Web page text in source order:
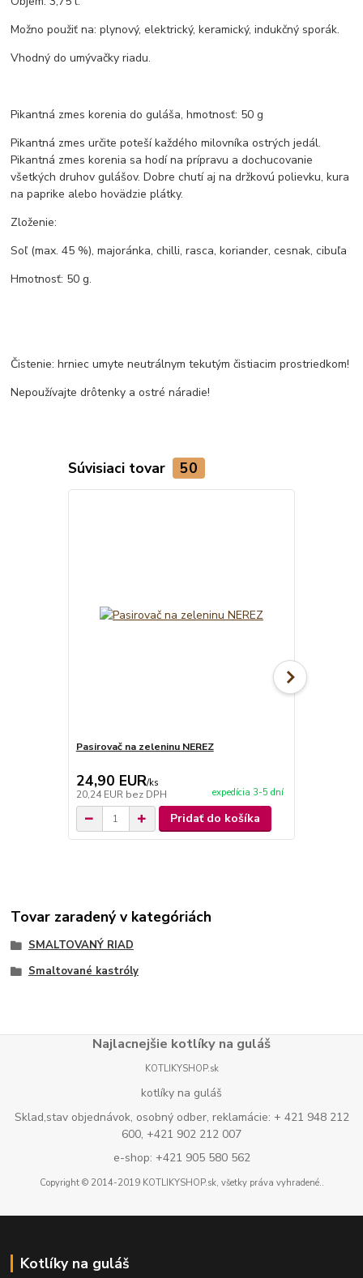
Možno použiť na: plynový, elektrický, keramický, indukčný sporák.
Vhodný do umývačky riadu.
Pikantná zmes korenia do guláša, hmotnosť: 50 g
Pikantná zmes určite poteší každého milovníka ostrých jedál.
Pikantná zmes korenia sa hodí na prípravu a dochucovanie
všetkých druhov gulášov. Dobre chutí aj na držkovú polievku, kura
na paprike alebo hovädzie plátky.
Zloženie:
Soľ (max. 45 %), majoránka, chilli, rasca, koriander, cesnak, cibuľa
Hmotnosť: 50 g.
Čistenie: hrniec umyte neutrálnym tekutým čistiacim prostriedkom!
Nepoužívajte drôtenky a ostré náradie!
Súvisiaci tovar 50
Pasirovač na zeleninu NEREZ
24,90 EUR/ks
20,24 EUR bez DPH expedícia 3-5 dní
Pridať do košíka
Tovar zaradený v kategóriách
SMALTOVANÝ RIAD
Smaltované kastróly
Najlacnejšie kotlíky na guláš
KOTLIKYSHOP.sk
kotlíky na guláš
Sklad,stav objednávok, osobný odber, reklamácie: + 421 948 212
600, +421 902 212 007
e-shop: +421 905 580 562
Copyright © 2014-2019 KOTLIKYSHOP.sk, všetky práva vyhradené..
Kotlíky na guláš